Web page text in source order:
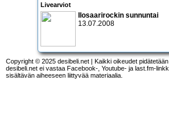
Livearviot
Ilosaarirockin sunnuntai
13.07.2008
Copyright © 2025 desibeli.net | Kaikki oikeudet pidätetään
desibeli.net ei vastaa Facebook-, Youtube- ja last.fm-
sisältävän aiheeseen liittyvää materiaalia.